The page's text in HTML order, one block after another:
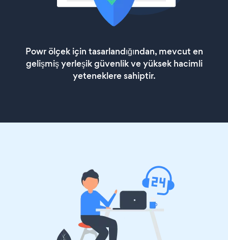
Powr ölçek için tasarlandığından, mevcut en
gelişmiş yerleşik güvenlik ve yüksek hacimli
yeteneklere sahiptir.